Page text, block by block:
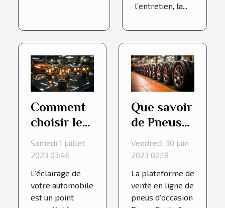
l'entretien, la...
Comment
choisir les
ampoules
LED pour
votre
véhicule ?
Samedi 1 juillet
2023 03:46
L’éclairage de
votre automobile
est un point
Que savoir
de Pneus
Facile.fr, la
référence
des pneus
occasion ?
Vendredi 30 juin
2023 02:18
La plateforme de
vente en ligne de
pneus d’occasion